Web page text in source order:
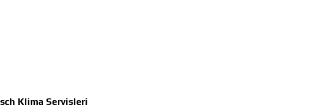
Klima Servisleri